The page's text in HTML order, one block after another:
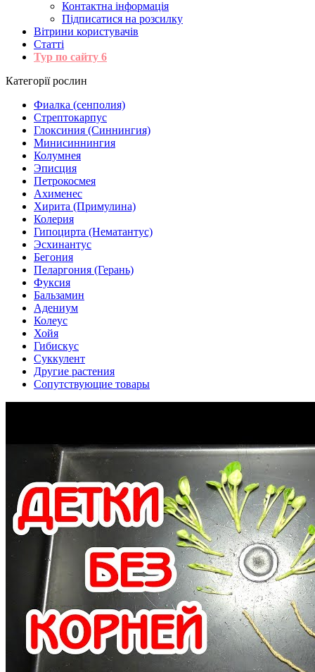
Контактна інформація
Підписатися на розсилку
Вітрини користувачів
Статті
Тур по сайту 6
Категорії рослин
Фиалка (сенполия)
Стрептокарпус
Глоксиния (Синнингия)
Минисиннингия
Колумнея
Эписция
Петрокосмея
Ахименес
Хирита (Примулина)
Колерия
Гипоцирта (Нематантус)
Эсхинантус
Бегония
Пеларгония (Герань)
Фуксия
Бальзамин
Адениум
Колеус
Хойя
Гибискус
Суккулент
Другие растения
Сопутствующие товары